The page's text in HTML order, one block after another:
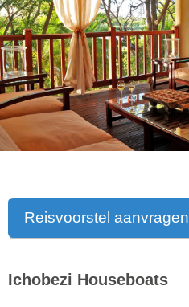
Reisvoorstel aanvragen
Ichobezi Houseboats